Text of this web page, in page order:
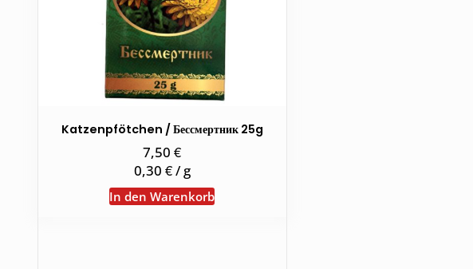
Katzenpfötchen / Бессмертник 25g
7,50€
0,30 €/g
In den Warenkorb